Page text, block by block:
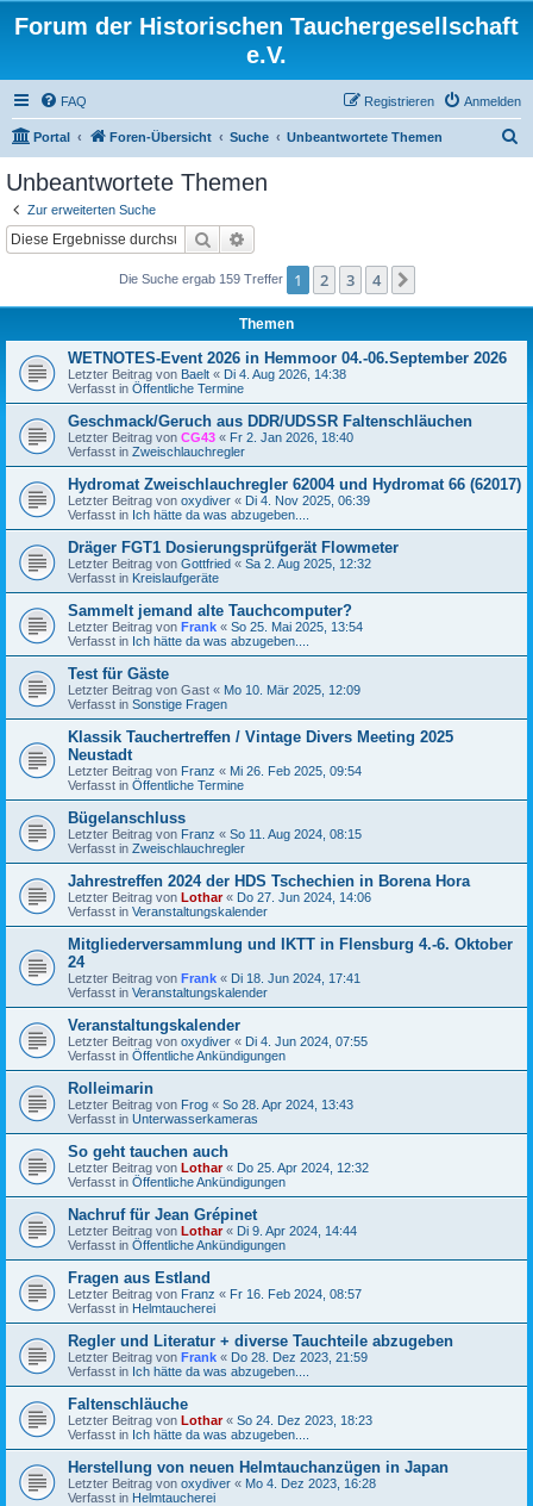
Forum der Historischen Tauchergesellschaft
e.V.
FAQ Anmelden
Registrieren
Portal Foren-Übersicht Suche Unbeantwortete Themen
Unbeantwortete Themen
Zur erweiterten Suche
Suche
Die Suche ergab 159 Treffer 1 2 3 4
Themen
WETNOTES-Event 2026 in Hemmoor 04.-06.September 2026
Letzter Beitrag von Baelt « Di 4. Aug 2026, 14:38
Verfasst in Öffentliche Termine
Geschmack/Geruch aus DDR/UDSSR Faltenschläuchen
Letzter Beitrag von CG43 « Fr 2. Jan 2026, 18:40
Verfasst in Zweischlauchregler
Hydromat Zweischlauchregler 62004 und Hydromat 66 (62017)
Letzter Beitrag von oxydiver « Di 4. Nov 2025, 06:39
Verfasst in Ich hätte da was abzugeben....
Dräger FGT1 Dosierungsprüfgerät Flowmeter
Letzter Beitrag von Gottfried « Sa 2. Aug 2025, 12:32
Verfasst in Kreislaufgeräte
Sammelt jemand alte Tauchcomputer?
Letzter Beitrag von Frank « So 25. Mai 2025, 13:54
Verfasst in Ich hätte da was abzugeben....
Test für Gäste
Letzter Beitrag von Gast « Mo 10. Mär 2025, 12:09
Verfasst in Sonstige Fragen
Klassik Tauchertreffen / Vintage Divers Meeting 2025
Neustadt
Letzter Beitrag von Franz « Mi 26. Feb 2025, 09:54
Verfasst in Öffentliche Termine
Bügelanschluss
Letzter Beitrag von Franz « So 11. Aug 2024, 08:15
Verfasst in Zweischlauchregler
Jahrestreffen 2024 der HDS Tschechien in Borena Hora
Letzter Beitrag von Lothar« Do 27. Jun 2024, 14:06
Verfasst in Veranstaltungskalender
Mitgliederversammlung und IKTT in Flensburg 4.-6. Oktober
24
Letzter Beitrag von Frank « Di 18. Jun 2024, 17:41
Verfasst in Veranstaltungskalender
Veranstaltungskalender
Letzter Beitrag von oxydiver « Di 4. Jun 2024, 07:55
Verfasst in Öffentliche Ankündigungen
Rolleimarin
Letzter Beitrag von Frog « So 28. Apr 2024, 13:43
Verfasst in Unterwasserkameras
So geht tauchen auch
Letzter Beitrag von Lothar« Do 25. Apr 2024, 12:32
Verfasst in Öffentliche Ankündigungen
Nachruf für Jean Grépinet
Letzter Beitrag von Lothar« Di 9. Apr 2024, 14:44
Verfasst in Öffentliche Ankündigungen
Fragen aus Estland
Letzter Beitrag von Franz « Fr 16. Feb 2024, 08:57
Verfasst in Helmtaucherei
Regler und Literatur + diverse Tauchteile abzugeben
Letzter Beitrag von Frank « Do 28. Dez 2023, 21:59
Verfasst in Ich hätte da was abzugeben....
Faltenschläuche
Letzter Beitrag von Lothar« So 24. Dez 2023, 18:23
Verfasst in Ich hätte da was abzugeben....
Herstellung von neuen Helmtauchanzügen in Japan
Letzter Beitrag von oxydiver « Mo 4. Dez 2023, 16:28
Verfasst in Helmtaucherei